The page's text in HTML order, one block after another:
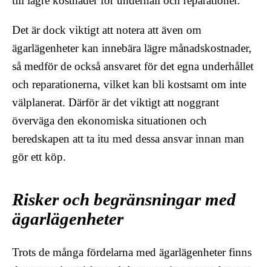
Det är dock viktigt att notera att även om
ägarlägenheter kan innebära lägre månadskostnader,
så medför de också ansvaret för det egna underhållet
och reparationerna, vilket kan bli kostsamt om inte
välplanerat. Därför är det viktigt att noggrant
överväga den ekonomiska situationen och
beredskapen att ta itu med dessa ansvar innan man
gör ett köp.
Risker och begränsningar med
ägarlägenheter
Trots de många fördelarna med ägarlägenheter finns